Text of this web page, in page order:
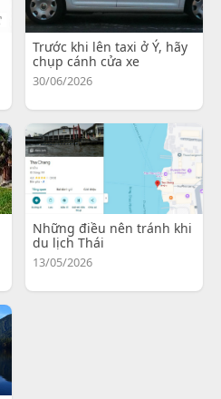
Trước khi lên taxi ở Ý, hãy
chụp cánh cửa xe
30/06/2026
Những điều nên tránh khi
du lịch Thái
13/05/2026